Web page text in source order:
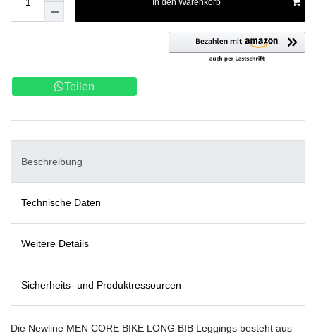
In den Warenkorb
Teilen
Beschreibung
Technische Daten
Weitere Details
Sicherheits- und Produktressourcen
Die Newline MEN CORE BIKE LONG BIB Leggings besteht aus